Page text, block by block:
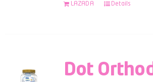
LAZADA Details
Dot